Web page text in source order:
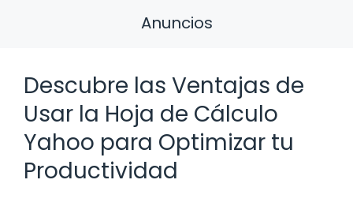
Anuncios
Descubre las Ventajas de
Usar la Hoja de Cálculo
Yahoo para Optimizar tu
Productividad